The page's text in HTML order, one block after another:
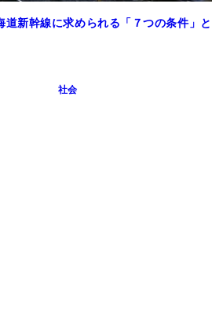
道新幹線に求められる「７つの条件」と
社会